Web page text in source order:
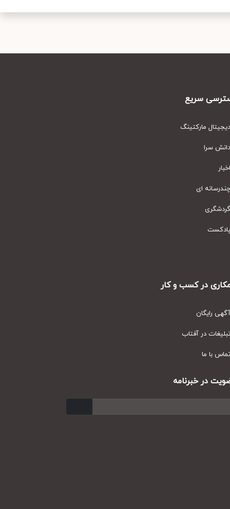
سریع
مارکتینگ
سرا
ای
در کسب و کار
رایگان
در آفتاب
با ما
در خبرنامه